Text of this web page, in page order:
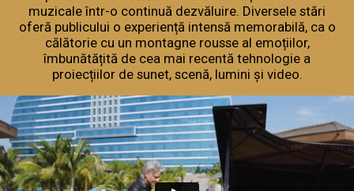
muzicale într-o continuă dezvăluire. Diversele stări
oferă publicului o experiență intensă memorabilă, ca o
călătorie cu un montagne rousse al emoțiilor,
îmbunătățită de cea mai recentă tehnologie a
proiecțiilor de sunet, scenă, lumini și video.